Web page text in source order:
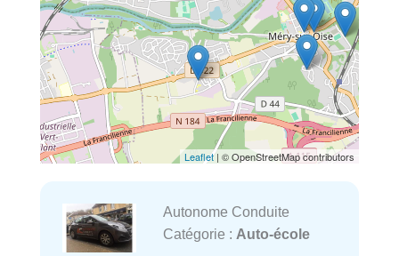
Leaflet| © OpenStreetMap contributors
Autonome Conduite
Catégorie : Auto-école